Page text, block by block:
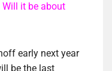
it be about
early next year
be the last